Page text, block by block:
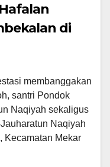
di
membanggakan
santri Pondok
Naqiyah sekaligus
Naqiyah
Kecamatan Mekar